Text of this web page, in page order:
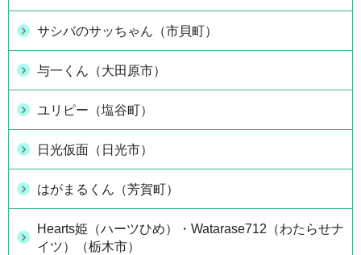
サシバのサッちゃん（市貝町）
与一くん（大田原市）
ユリピー（塩谷町）
日光仮面（日光市）
はがまるくん（芳賀町）
Hearts姫（ハーツひめ）・Watarase712（わたらせナ
イツ）（栃木市）